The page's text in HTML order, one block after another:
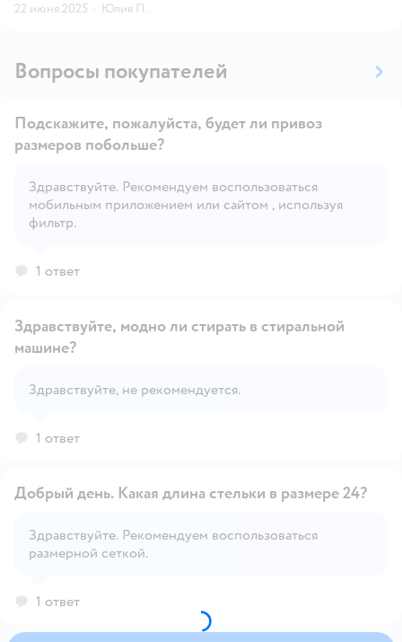
22 июня 2025 · Юлия П.
Вопросы покупателей
Открыть вопрос
Подскажите, пожалуйста, будет ли привоз
размеров побольше?
Здравствуйте. Рекомендуем воспользоваться
мобильным приложением или сайтом , используя
фильтр.
1 ответ
Открыть вопрос
Здравствуйте, модно ли стирать в стиральной
машине?
Здравствуйте, не рекомендуется.
1 ответ
Добрый день. Какая длина стельки в размере 24?
Здравствуйте. Рекомендуем воспользоваться
размерной сеткой.
1 ответ